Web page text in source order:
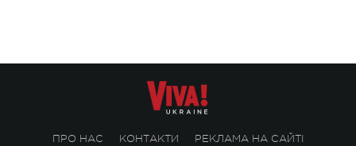
ПРО НАС КОНТАКТИ РЕКЛАМА НА САЙТІ